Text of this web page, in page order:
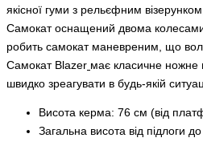
якісної гуми з рельєфним
Самокат оснащений двома
робить самокат маневреним, що
Самокат Blazer має класичне ножне
швидко зреагувати в будь-якій
Висота керма: 76 см (від
Загальна висота від підлоги